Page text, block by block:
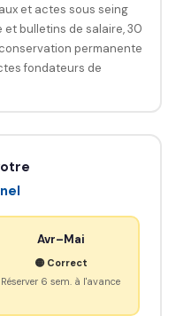
et actes sous seing
et bulletins de salaire, 30
permanente
fondateurs de
Avr–Mai
🟡 Correct
Réserver 6 sem. à l'avance